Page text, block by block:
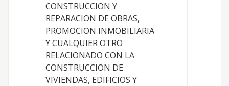
CONSTRUCCION Y
REPARACION DE OBRAS,
PROMOCION INMOBILIARIA
Y CUALQUIER OTRO
RELACIONADO CON LA
CONSTRUCCION DE
VIVIENDAS, EDIFICIOS Y